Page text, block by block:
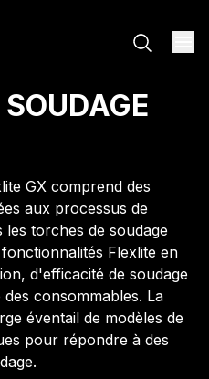
GX comprend des
aux processus de
les torches de soudage
Flexlite en
d'efficacité de soudage
consommables. La
éventail de modèles de
pour répondre à des